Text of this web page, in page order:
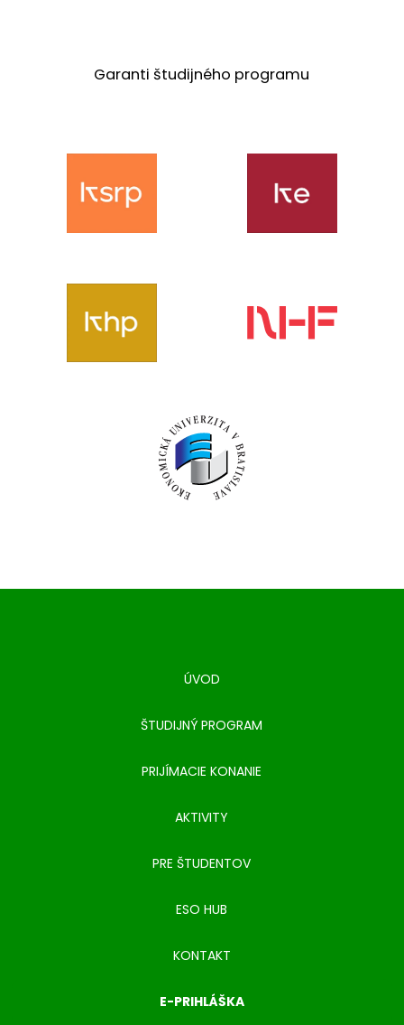
Garanti študijného programu
ÚVOD
ŠTUDIJNÝ PROGRAM
PRIJÍMACIE KONANIE
AKTIVITY
PRE ŠTUDENTOV
ESO HUB
KONTAKT
E-PRIHLÁŠKA